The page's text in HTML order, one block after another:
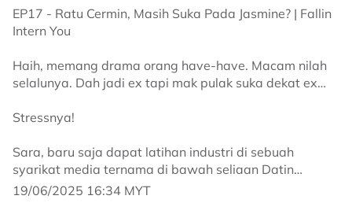
EP17 - Ratu Cermin, Masih Suka Pada Jasmine? | Fallin
Intern You
Haih, memang drama orang have-have. Macam nilah
selalunya. Dah jadi ex tapi mak pulak suka dekat ex…
Stressnya!
Sara, baru saja dapat latihan industri di sebuah
syarikat media ternama di bawah seliaan Datin
Zakiyah yang tegas! Bersemangat untuk membuktikan
19/06/2025 16:34 MYT